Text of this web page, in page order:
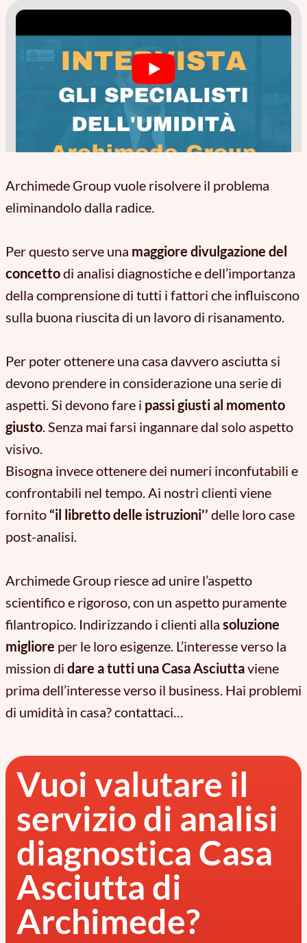
Archimede Group vuole risolvere il problema
eliminandolo dalla radice.
Per questo serve una maggiore divulgazione del
concettodi analisi diagnostiche e dell’importanza
della comprensione di tutti i fattori che influiscono
sulla buona riuscita di un lavoro di risanamento.
Per poter ottenere una casa davvero asciutta si
devono prendere in considerazione una serie di
aspetti. Si devono fare i passi giusti al momento
giusto. Senza mai farsi ingannare dal solo aspetto
visivo.
Bisogna invece ottenere dei numeri inconfutabili e
confrontabili nel tempo. Ai nostri clienti viene
fornito “il libretto delle istruzioni’’ delle loro case
post-analisi.
Archimede Group riesce ad unire l’aspetto
scientifico e rigoroso, con un aspetto puramente
filantropico. Indirizzando i clienti alla soluzione
migliore per le loro esigenze. L’interesse verso la
mission di dare a tutti una Casa Asciuttaviene
prima dell’interesse verso il business. Hai problemi
di umidità in casa? contattaci…
Vuoi valutare il
servizio di analisi
diagnostica Casa
Asciutta di
Archimede?